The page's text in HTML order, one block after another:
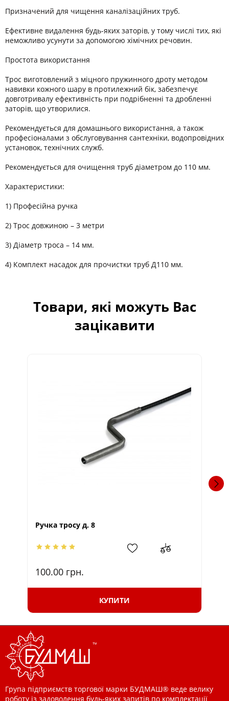
Призначений для чищення каналізаційних труб.
Ефективне видалення будь-яких заторів, у тому числі тих, які
неможливо усунути за допомогою хімічних речовин.
Простота використання
Трос виготовлений з міцного пружинного дроту методом
навивки кожного шару в протилежний бік, забезпечує
довготривалу ефективність при подрібненні та дробленні
заторів, що утворилися.
Рекомендується для домашнього використання, а також
професіоналами з обслуговування сантехніки, водопровідних
установок, технічних служб.
Рекомендується для очищення труб діаметром до 110 мм.
Характеристики:
1) Професійна ручка
2) Трос довжиною – 3 метри
3) Діаметр троса – 14 мм.
4) Комплект насадок для прочистки труб Д110 мм.
Товари, які можуть Вас
зацікавити
Ручка тросу д. 8
100.00 грн.
КУПИТИ
Група підприємств торгової марки БУДМАШ® веде велику
роботу із задоволення будь-яких запитів по комплектації